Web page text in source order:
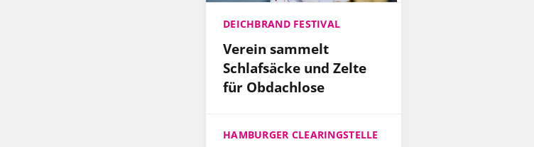
DEICHBRAND FESTIVAL
Verein sammelt
Schlafsäcke und Zelte
für Obdachlose
HAMBURGER CLEARINGSTELLE